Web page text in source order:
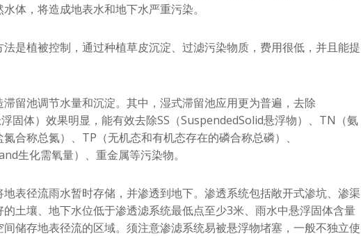
体，将造成地表水和地下水严重污染。
是植被控制，通过种植草皮沉淀、过滤污染物质，费用很低，并且能提
留池调节水量和沉淀。其中，湿式滞留池应用更为普遍，去除
固体）效果明显，能有效去除SS（SuspendedSolid悬浮物）、TN（氨
合称总氮）、TP（无机态和有机态存在的磷合称总磷）、
生化需氧量）、重金属等污染物。
表径流雨水暂时存储，并渗透到地下。渗透系统包括敞开式渗坑、渗渠
土壤、地下水位低于渗透滤系统最低点至少3米、雨水中悬浮固体含量
储存地表径流的区域。须注意渗滤系统易被悬浮物堵塞，一般不独立使